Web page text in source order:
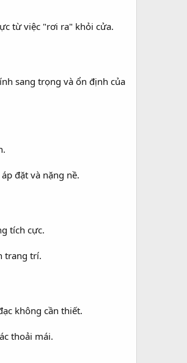
từ việc "rơi ra" khỏi cửa.
sang trọng và ổn định của
đặt và nặng nề.
tích cực.
trang trí.
không cần thiết.
thoải mái.